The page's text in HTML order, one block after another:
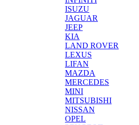
ISUZU
JAGUAR
JEEP
KIA
LAND ROVER
LEXUS
LIFAN
MAZDA
MERCEDES
MINI
MITSUBISHI
NISSAN
OPEL